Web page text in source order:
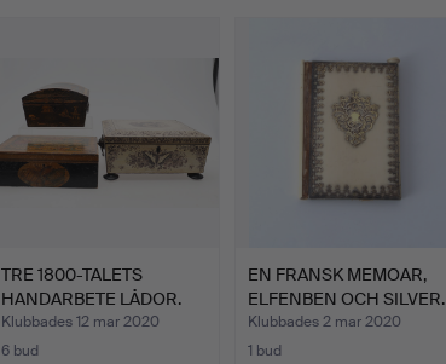
TRE 1800-TALETS
HANDARBETE LÅDOR.
Klubbades 12 mar 2020
6 bud
EN FRANSK MEMOAR,
ELFENBEN OCH SILVER.
Klubbades 2 mar 2020
1 bud